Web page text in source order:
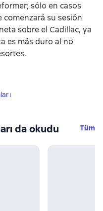
sólo en casos
su sesión
sobre el Cadillac, ya
es más duro al no
da okudu Tüm